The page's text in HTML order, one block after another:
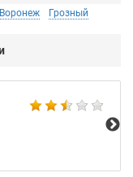
Воронеж Грозный